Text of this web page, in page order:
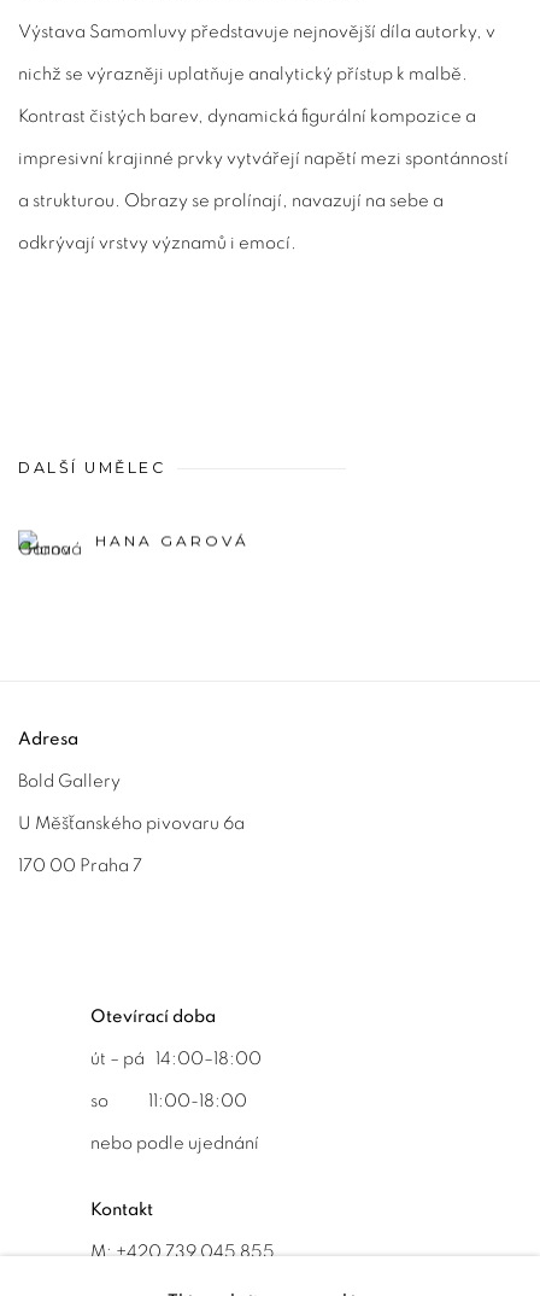
Výstava Samomluvy představuje nejnovější díla autorky, v
nichž se výrazněji uplatňuje analytický přístup k malbě.
Kontrast čistých barev, dynamická figurální kompozice a
impresivní krajinné prvky vytvářejí napětí mezi spontánností
a strukturou. Obrazy se prolínají, navazují na sebe a
odkrývají vrstvy významů i emocí.
DALŠÍ UMĚLEC
HANA GAROVÁ
Adresa
Bold Gallery
U Měšťanského pivovaru 6a
170 00 Praha 7
Otevírací doba
út – pá 14:00–18:00
so 11:00-18:00
nebo podle ujednání
Kontakt
M: +420 739 045 855